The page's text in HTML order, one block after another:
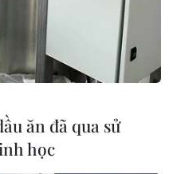
ăn đã qua sử
học